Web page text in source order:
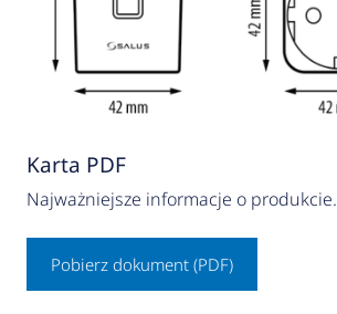
Karta PDF
Najważniejsze informacje o produkcie.
Pobierz dokument (PDF)